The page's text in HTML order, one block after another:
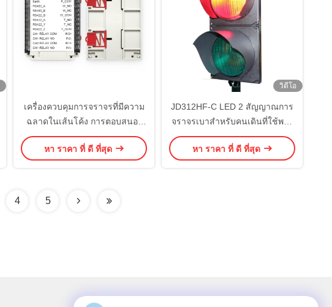
เครื่องควบคุมการจราจรที่มีความ
ฉลาดในเส้นโค้ง การตอบสนอง
อย่างรวดเร็ว การบํารุงรักษาที่ต่ํา
RS 485 AC 220V
หา ราคา ที่ ดี ที่สุด
วิดีโอ
JD312HF-C LED 2 สัญญาณการ
จราจรเบาสําหรับคนเดินที่ใช้พลัง
งานต่ํา
หา ราคา ที่ ดี ที่สุด
4 5